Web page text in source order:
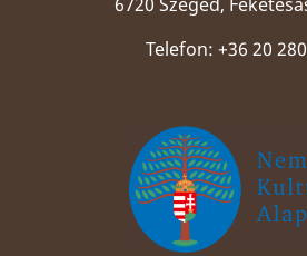
Telefon: +36 20